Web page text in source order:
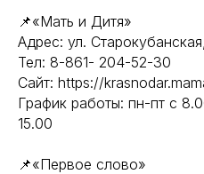
📌«Мать и Дитя»
Адрес: ул.
Тел: 8-861- 204-52-30
Сайт: https://
График работы: пн-пт с
15.00
📌«Первое слово»